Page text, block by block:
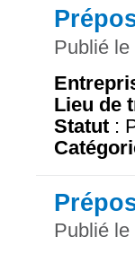
Publié le
Lieu de
Statut :
Publié le